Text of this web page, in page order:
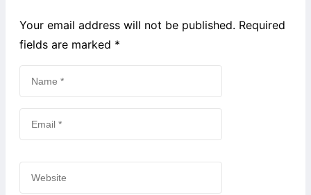
Your email address will not be published. Required
fields are marked *